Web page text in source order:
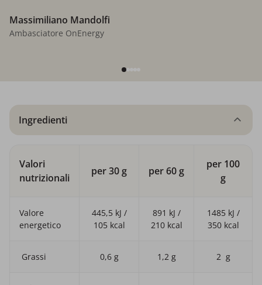
Massimiliano Mandolfi
Ambasciatore OnEnergy
Ingredienti
Valori
nutrizionali
per 30 g per 60 g
per 100
g
Valore
energetico
445,5 kJ /
105 kcal
891 kJ /
210 kcal
1485 kJ /
350 kcal
Grassi 0,6 g 1,2 g 2 g